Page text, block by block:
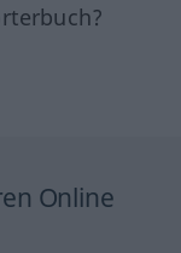
Online